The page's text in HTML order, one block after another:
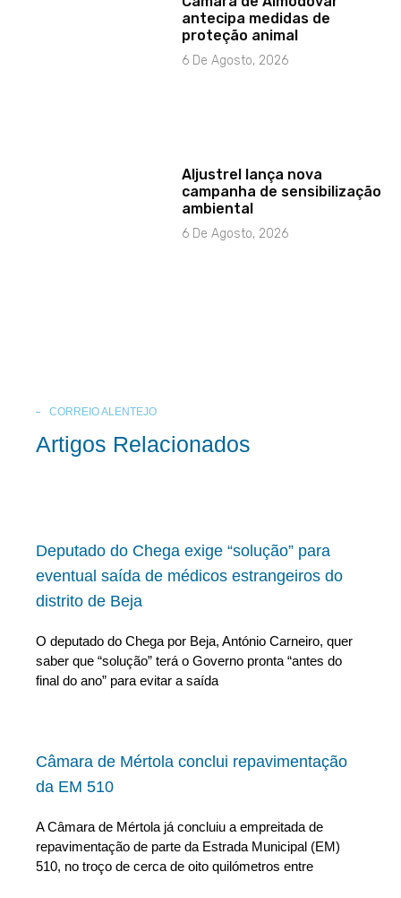
antecipa medidas de
proteção animal
6 De Agosto, 2026
Aljustrel lança nova
campanha de sensibilização
ambiental
6 De Agosto, 2026
CORREIO ALENTEJO
Artigos Relacionados
Deputado do Chega exige “solução” para
eventual saída de médicos estrangeiros do
distrito de Beja
O deputado do Chega por Beja, António Carneiro, quer
saber que “solução” terá o Governo pronta “antes do
final do ano” para evitar a saída
Câmara de Mértola conclui repavimentação
da EM 510
A Câmara de Mértola já concluiu a empreitada de
repavimentação de parte da Estrada Municipal (EM)
510, no troço de cerca de oito quilómetros entre